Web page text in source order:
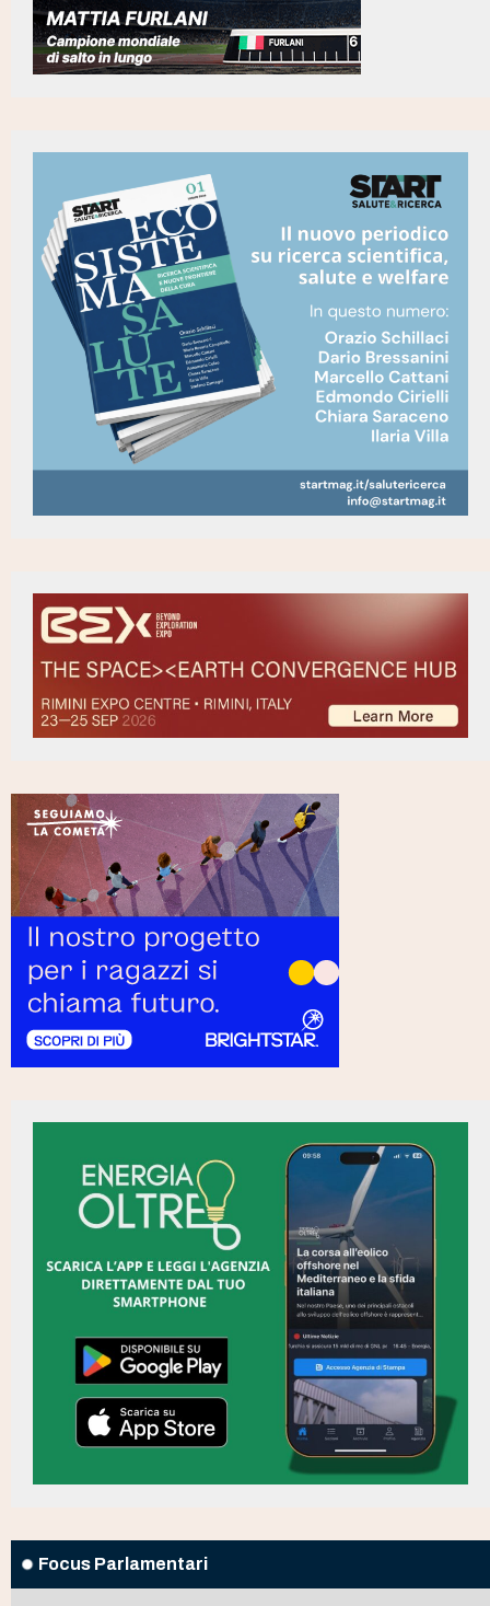
Focus Parlamentari